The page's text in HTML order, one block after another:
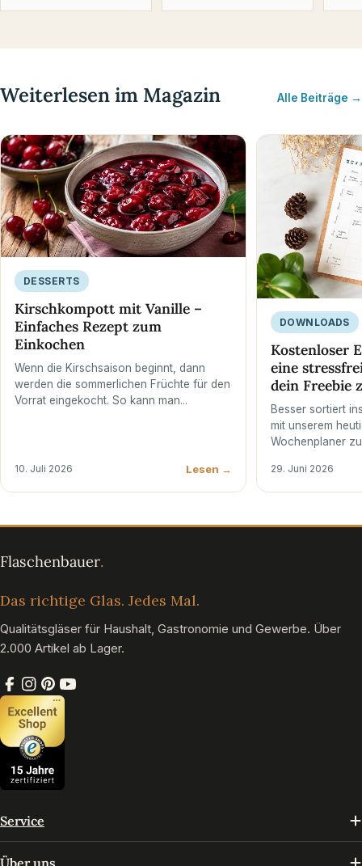
Weiterlesen im Magazin Alle Beiträge →
DESSERTS
Kirschkompott mit Vanille –
Einfaches Rezept zum
Einkochen
Wenn die Kirschsaison beginnt, dann
werden die sommerlichen Früchte für den
Vorrat eingekocht. So kann man...
10. Juli 2026 Lesen →
DOWNLOADS
Kostenloser
eine
dein Freebie
Besser sortiert
mit unserem
Wochenplaner
29. Juni 2026
Das richtige Glas. Jedes Mal.
Qualitätsgläser für Haushalt, Gastronomie und Gewerbe. Über
2.000 Artikel ab Lager.
Facebook
Instagram
Pinterest
YouTube
Service
Über uns